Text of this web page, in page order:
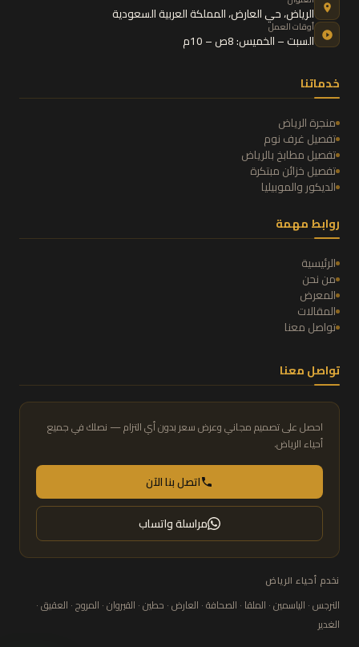
الرياض،حي العارض،المملكة العربية السعودية
أوقات العمل
السبت – الخميس: 8ص – 10م
خدماتنا
منجرة الرياض
تفصيل غرف نوم
تفصيل مطابخ بالرياض
تفصيل خزائن مبتكرة
الديكور والموبيليا
روابط مهمة
الرئيسية
من نحن
المعرض
المقالات
تواصل معنا
تواصل معنا
احصل على تصميم مجاني وعرض سعر بدون أي التزام — نصلك في جميع
أحياء الرياض.
اتصل بنا الآن
مراسلة واتساب
نخدم أحياء الرياض
النرجس · الياسمين · الملقا · الصحافة · العارض · حطين · القيروان · المروج · العقيق ·
الغدير